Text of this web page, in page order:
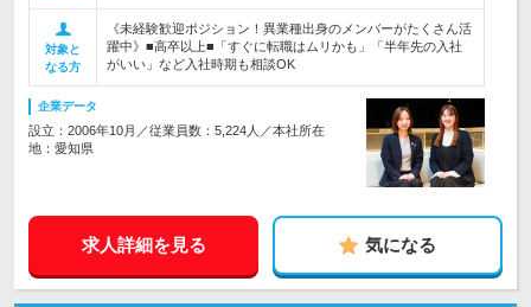
対象と
なる方
《未経験歓迎ポジション！異業種出身のメンバーがたくさん活
躍中》■高卒以上■「すぐに転職はムリかも」「半年先の入社
がいい」など入社時期も相談OK
企業データ
設立：2006年10月／従業員数：5,224人／本社所在
地：愛知県
求人詳細を見る 気になる